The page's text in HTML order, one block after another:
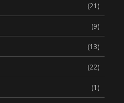
(21)
(9)
(13)
(22)
(1)